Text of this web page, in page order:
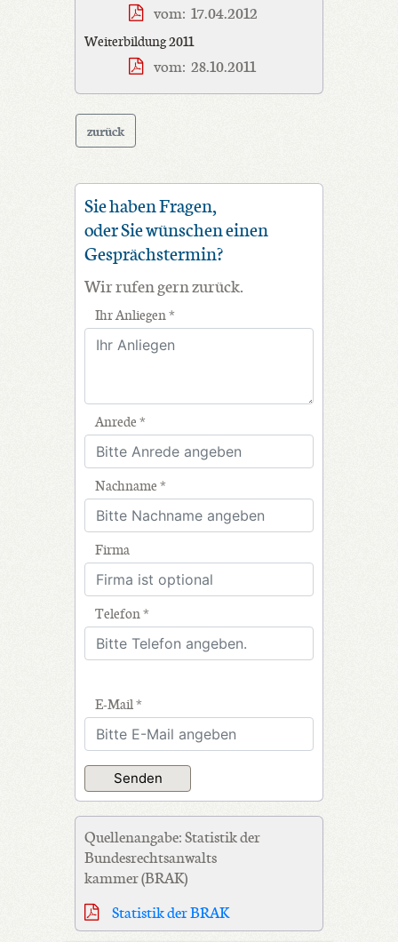
vom: 17.04.2012
Weiterbildung 2011
vom: 28.10.2011
zurück
Sie haben Fragen,
oder Sie wünschen einen
Gesprächstermin?
Wir rufen gern zurück.
Ihr Anliegen *
Anrede *
Nachname *
Firma
Telefon *
E-Mail *
Quellenangabe: Statistik der
Bundesrechtsanwalts
kammer (BRAK)
Statistik der BRAK